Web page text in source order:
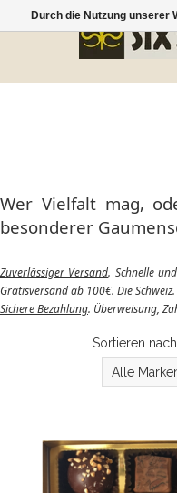
Wer Vielfalt mag,
besonderer
Zuverlässiger Versand. Schnelle
Gratisversand ab 100€. Die
Sichere Bezahlung. Überweisung,
Sortieren
Alle
Durch die Nutzung unserer